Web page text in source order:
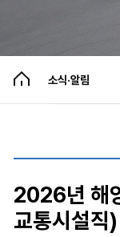
소식·알림
선박대피
팝업존
2026년 해
교통시설직